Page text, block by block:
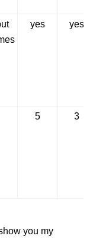
yes yes
5 3
you my